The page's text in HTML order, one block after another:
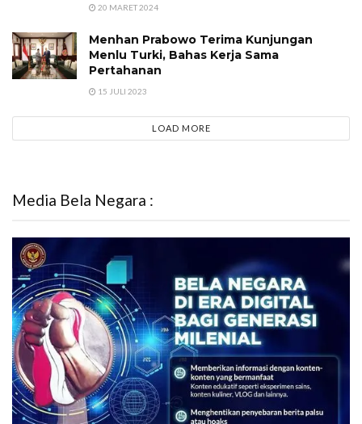
20 MARET 2024
Menhan Prabowo Terima Kunjungan
Menlu Turki, Bahas Kerja Sama
Pertahanan
15 JULI 2023
LOAD MORE
Media Bela Negara :